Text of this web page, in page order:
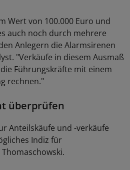
Wert von 100.000 Euro und
auch noch durch mehrere
Anlegern die Alarmsirenen
"Verkäufe in diesem Ausmaß
Führungskräfte mit einem
rechnen."
überprüfen
Anteilskäufe und -verkäufe
Indiz für